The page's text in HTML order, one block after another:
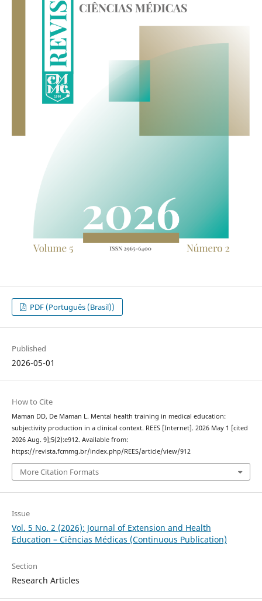
PDF (Português (Brasil))
Published
2026-05-01
How to Cite
Maman DD, De Maman L. Mental health training in medical education:
subjectivity production in a clinical context. REES [Internet]. 2026 May 1 [cited
2026 Aug. 9];5(2):e912. Available from:
https://revista.fcmmg.br/index.php/REES/article/view/912
More Citation Formats
Issue
Vol. 5 No. 2 (2026): Journal of Extension and Health
Education – Ciências Médicas (Continuous Publication)
Section
Research Articles